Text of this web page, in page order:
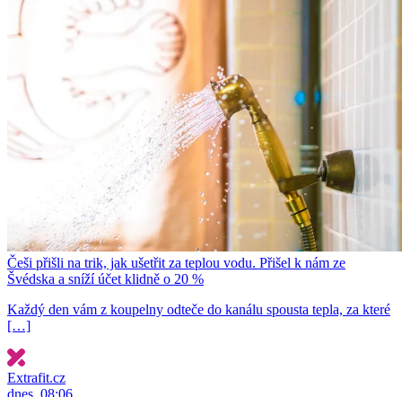
Češi přišli na trik, jak ušetřit za teplou vodu. Přišel k nám ze
Švédska a sníží účet klidně o 20 %
Každý den vám z koupelny odteče do kanálu spousta tepla, za které
[…]
Extrafit.cz
dnes, 08:06